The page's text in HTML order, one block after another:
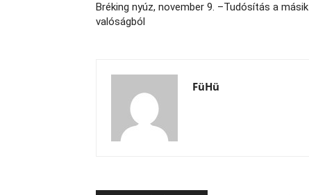
Bréking nyúz, november 9. –Tudósítás a másik
valóságból
FüHü